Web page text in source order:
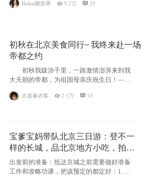
Helen晓世界 9.2万 29
初秋在北京美食同行~ 我终来赴一场
帝都之约
初秋我跋涉千里，一路激情澎湃来到我
大天朝的帝都，为祖国母亲庆祝生日！——
古道麻衣客 2.1万  18
宝爹宝妈带队北京三日游：登不一
样的长城，品北京地方小吃，拍盘
古七星夜景！
出发前的准备：抵达京城之前需要做好准备
工作和攻略功课，把该预定的都定好：1. 酒